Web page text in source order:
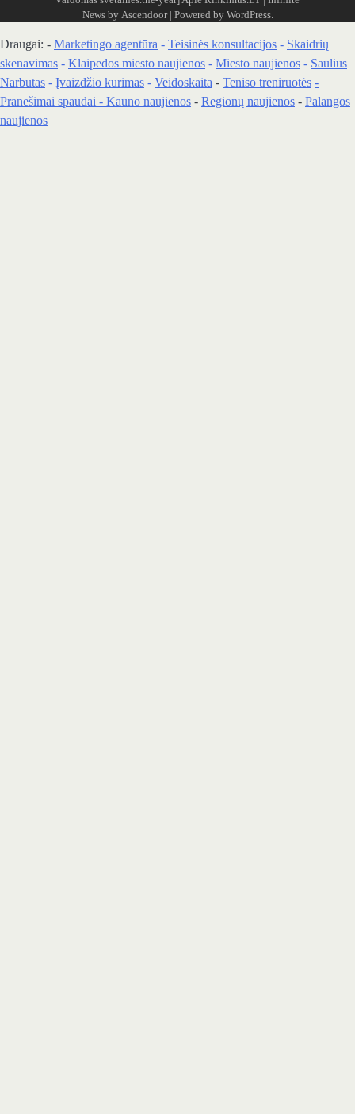
News by Ascendoor| Powered by WordPress.
Draugai: - Marketingo agentūra - Teisinės konsultacijos - Skaidrių
skenavimas - Klaipedos miesto naujienos - Miesto naujienos - Saulius
Narbutas - Įvaizdžio kūrimas - Veidoskaita - Teniso treniruotės -
Pranešimai spaudai - Kauno naujienos - Regionų naujienos - Palangos
naujienos